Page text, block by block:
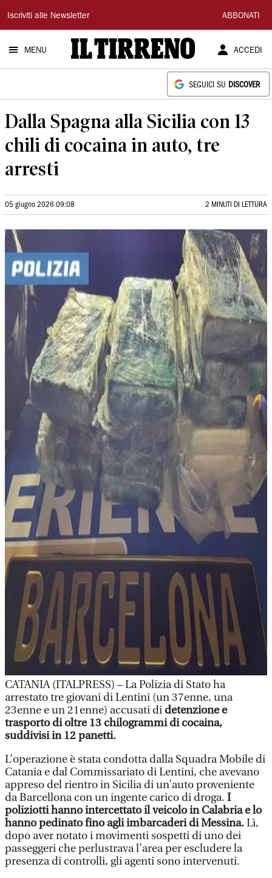
Il
Tirreno
Iscriviti alle Newsletter ABBONATI
MENU ACCEDI
SEGUICI SU DISCOVER
Dalla Spagna alla Sicilia con 13
chili di cocaina in auto, tre
arresti
05 giugno 2026 09:08 2 MINUTI DI LETTURA
CATANIA (ITALPRESS) – La Polizia di Stato ha
arrestato tre giovani di Lentini (un 37enne, una
23enne e un 21enne) accusati di detenzione e
trasporto di oltre 13 chilogrammi di cocaina,
suddivisi in 12 panetti.
L’operazione è stata condotta dalla Squadra Mobile di
Catania e dal Commissariato di Lentini, che avevano
appreso del rientro in Sicilia di un’auto proveniente
da Barcellona con un ingente carico di droga. I
poliziotti hanno intercettato il veicolo in Calabria e lo
hanno pedinato fino agli imbarcaderi di Messina.Lì,
dopo aver notato i movimenti sospetti di uno dei
passeggeri che perlustrava l’area per escludere la
presenza di controlli, gli agenti sono intervenuti.